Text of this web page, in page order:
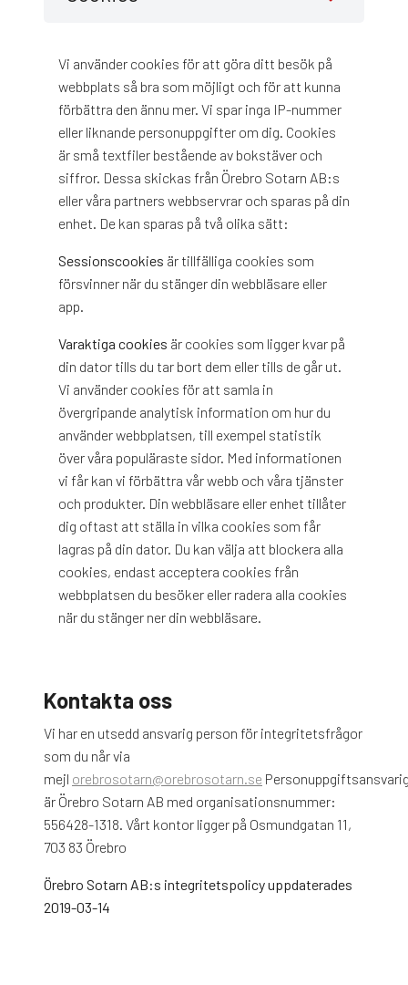
Vi använder cookies för att göra ditt besök på
webbplats så bra som möjligt och för att kunna
förbättra den ännu mer. Vi spar inga IP-nummer
eller liknande personuppgifter om dig. Cookies
är små textfiler bestående av bokstäver och
siffror. Dessa skickas från Örebro Sotarn AB:s
eller våra partners webbservrar och sparas på din
enhet. De kan sparas på två olika sätt:
Sessionscookies är tillfälliga cookies som
försvinner när du stänger din webbläsare eller
app.
Varaktiga cookies är cookies som ligger kvar på
din dator tills du tar bort dem eller tills de går ut.
Vi använder cookies för att samla in
övergripande analytisk information om hur du
använder webbplatsen, till exempel statistik
över våra populäraste sidor. Med informationen
vi får kan vi förbättra vår webb och våra tjänster
och produkter. Din webbläsare eller enhet tillåter
dig oftast att ställa in vilka cookies som får
lagras på din dator. Du kan välja att blockera alla
cookies, endast acceptera cookies från
webbplatsen du besöker eller radera alla cookies
när du stänger ner din webbläsare.
Kontakta oss
Vi har en utsedd ansvarig person för integritetsfrågor
som du når via
mejl orebrosotarn@orebrosotarn.se
är Örebro Sotarn AB med organisationsnummer:
556428-1318. Vårt kontor ligger på Osmundgatan 11,
703 83 Örebro
Örebro Sotarn AB:s integritetspolicy uppdaterades
2019-03-14